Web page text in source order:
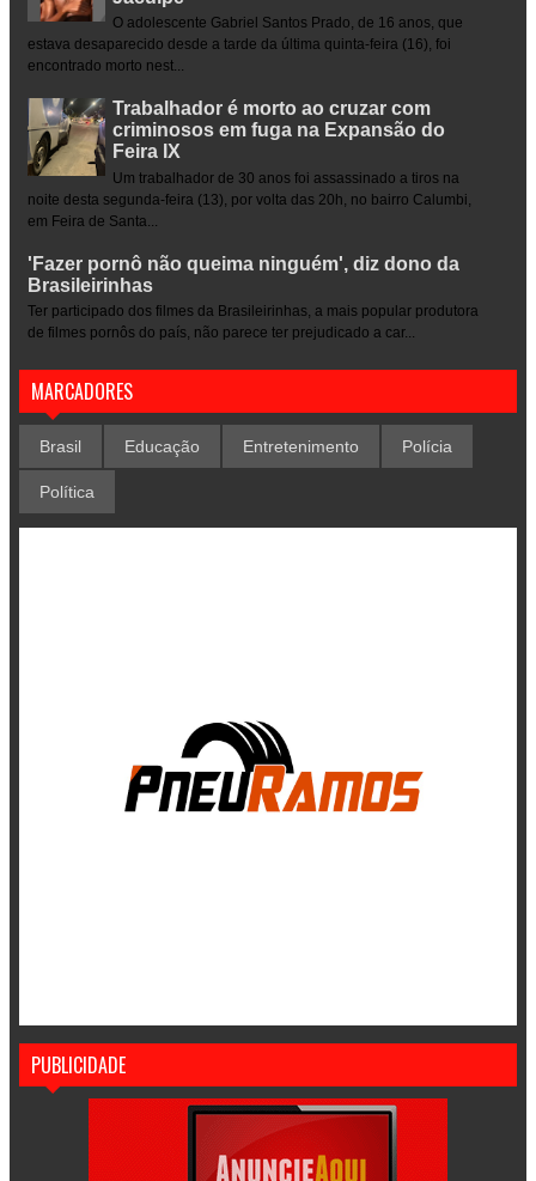
O adolescente Gabriel Santos Prado, de 16 anos, que
estava desaparecido desde a tarde da última quinta-feira (16), foi
encontrado morto nest...
Trabalhador é morto ao cruzar com
criminosos em fuga na Expansão do
Feira IX
Um trabalhador de 30 anos foi assassinado a tiros na
noite desta segunda-feira (13), por volta das 20h, no bairro Calumbi,
em Feira de Santa...
'Fazer pornô não queima ninguém', diz dono da
Brasileirinhas
Ter participado dos filmes da Brasileirinhas, a mais popular produtora
de filmes pornôs do país, não parece ter prejudicado a car...
MARCADORES
Brasil Educação Entretenimento Polícia
Política
PUBLICIDADE